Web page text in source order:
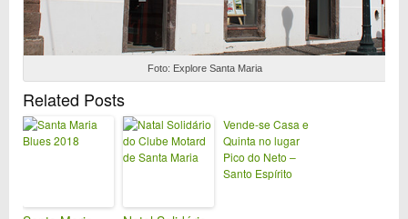
Foto: Explore Santa Maria
Related Posts
Vende-se Casa e
Quinta no lugar
Pico do Neto –
Santo Espírito